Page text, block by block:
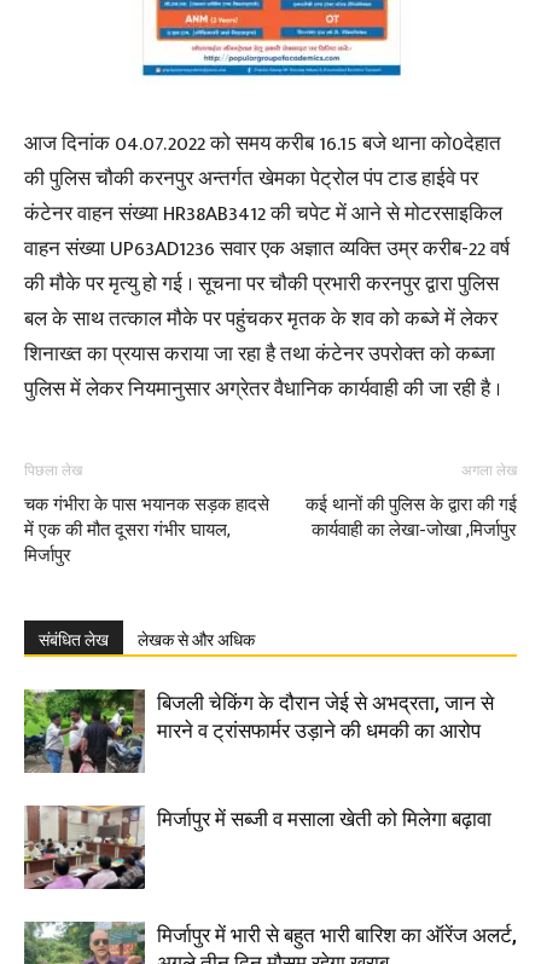
आज दिनांक 04.07.2022 को समय करीब 16.15 बजे थाना को0देहात
की पुलिस चौकी करनपुर अन्तर्गत खेमका पेट्रोल पंप टाड हाईवे पर
कंटेनर वाहन संख्या HR38AB3412 की चपेट में आने से मोटरसाइकिल
वाहन संख्या UP63AD1236 सवार एक अज्ञात व्यक्ति उम्र करीब-22 वर्ष
की मौके पर मृत्यु हो गई । सूचना पर चौकी प्रभारी करनपुर द्वारा पुलिस
बल के साथ तत्काल मौके पर पहुंचकर मृतक के शव को कब्जे में लेकर
शिनाख्त का प्रयास कराया जा रहा है तथा कंटेनर उपरोक्त को कब्जा
पुलिस में लेकर नियमानुसार अग्रेतर वैधानिक कार्यवाही की जा रही है ।
पिछला लेख
चक गंभीरा के पास भयानक सड़क हादसे
में एक की मौत दूसरा गंभीर घायल,
मिर्जापुर
अगला लेख
कई थानों की पुलिस के द्वारा की गई
कार्यवाही का लेखा-जोखा ,मिर्जापुर
संबंधित लेख लेखक से और अधिक
बिजली चेकिंग के दौरान जेई से अभद्रता, जान से
मारने व ट्रांसफार्मर उड़ाने की धमकी का आरोप
मिर्जापुर में सब्जी व मसाला खेती को मिलेगा बढ़ावा
मिर्जापुर में भारी से बहुत भारी बारिश का ऑरेंज अलर्ट,